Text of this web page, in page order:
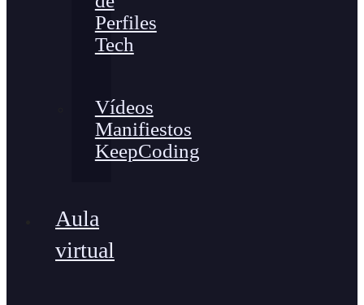
Perfiles
Tech
Vídeos
Manifiestos
KeepCoding
Aula
virtual